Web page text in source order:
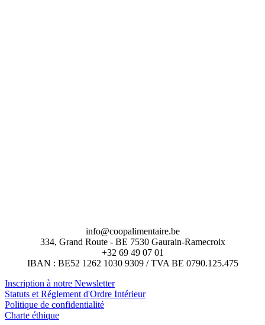
info@coopalimentaire.be
334, Grand Route - BE 7530 Gaurain-Ramecroix
+32 69 49 07 01
IBAN : BE52 1262 1030 9309 / TVA BE 0790.125.475
Inscription à notre Newsletter
Statuts et Réglement d'Ordre Intérieur
Politique de confidentialité
Charte éthique